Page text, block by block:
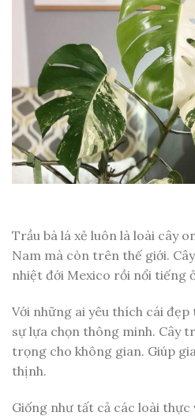
Trầu bà lá xẻ luôn là loài cây
Nam mà còn trên thế giới.
nhiệt đới Mexico rồi nổi tiếng
Với những ai yêu thích cái
sự lựa chọn thông minh. Cây
trọng cho không gian. Giúp
thịnh.
Giống như tất cả các loài thực